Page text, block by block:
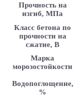
Прочность на
изгиб, МПа
Класс бетона по
прочности на
сжатие, В
Марка
морозостойкости
Водопоглощение,
%